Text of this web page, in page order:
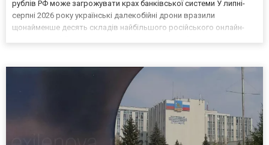
рублів РФ може загрожувати крах банківської системи У липні-
серпні 2026 року українські далекобійні дрони вразили
щонайменше десять складів найбільшого російського онлайн-